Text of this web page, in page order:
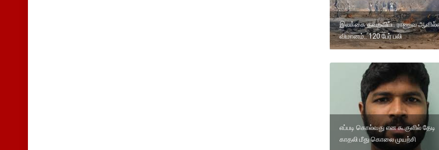
இலக்கை தவறவிட்ட ராணுவ
விமானம்.. 120 பேர் பலி
எப்படி கொல்வது என கூகுளில் தேடி
காதலி மீது கொலை முயற்சி